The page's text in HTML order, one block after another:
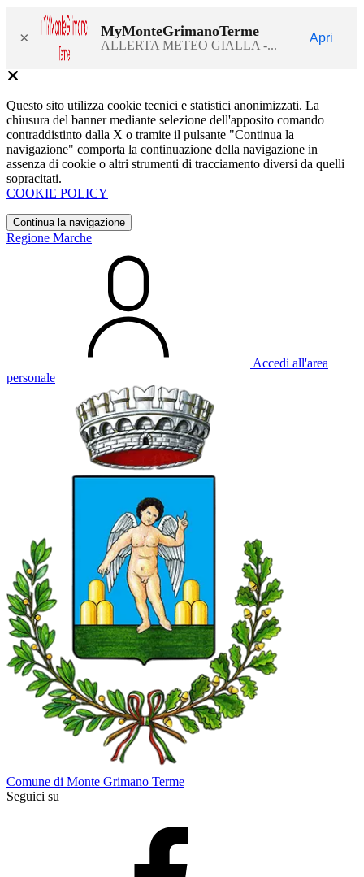
× MyMonteGrimanoTerme
ALLERTA METEO GIALLA -...
Apri
Questo sito utilizza cookie tecnici e statistici anonimizzati. La
chiusura del banner mediante selezione dell'apposito comando
contraddistinto dalla X o tramite il pulsante "Continua la
navigazione" comporta la continuazione della navigazione in
assenza di cookie o altri strumenti di tracciamento diversi da quelli
sopracitati.
COOKIE POLICY
Continua la navigazione
Regione Marche
Accedi all'area
personale
Comune di Monte Grimano Terme
Seguici su